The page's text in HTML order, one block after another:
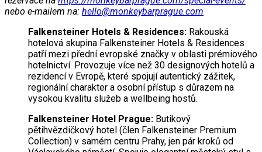
nebo e-mailem na: hello@monkeybarprague.com
Falkensteiner Hotels & Residences: Rakouská
hotelová skupina Falkensteiner Hotels & Residences
patří mezi přední evropské značky v oblasti prémiového
hotelnictví. Provozuje více než 30 designových hotelů a
rezidencí v Evropě, které spojují autentický zážitek,
regionální charakter a osobní přístup s důrazem na
vysokou kvalitu služeb a wellbeing hostů.
Falkensteiner Hotel Prague: Butikový
pětihvězdičkový hotel (člen Falkensteiner Premium
Collection) v samém centru Prahy, jen pár kroků od